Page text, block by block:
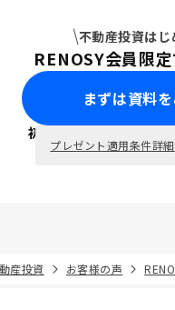
不動産投資はじ
RENOSY会員限定
まずは資料
初回面談で ポ
プレゼント適用条件詳細
産投資 お客様の声